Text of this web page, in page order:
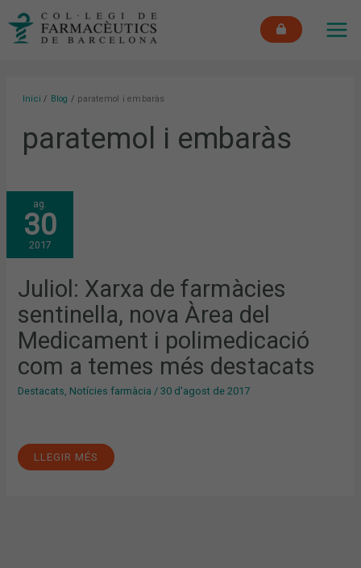
Inici Blog paratemol i embaràs
paratemol i embaràs
ag.
30
2017
Juliol: Xarxa de farmàcies
sentinella, nova Àrea del
Medicament i polimedicació
com a temes més destacats
Destacats Notícies farmàcia /30 d'agost de 2017
JULIOL:
XARXA
DE
FARMÀCIES
SENTINELLA,
NOVA
ÀREA
MEDICAMENT
POLIMEDICACIÓ
COM
A
TEMES
MÉS
DESTACATS
LLEGIR MÉS